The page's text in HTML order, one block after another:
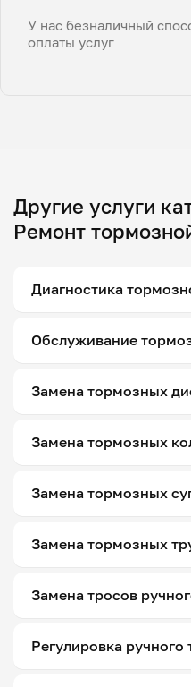
У нас безналичный
оплаты услуг
Другие услуги
Ремонт
Диагностика
Обслуживание
Замена тормозных
Замена тормозных
Замена тормозных
Замена тормозных
Замена тросов
Регулировка ручного